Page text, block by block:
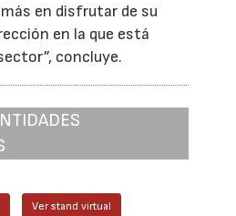
en disfrutar de su
en la que está
concluye.
Ver stand virtual